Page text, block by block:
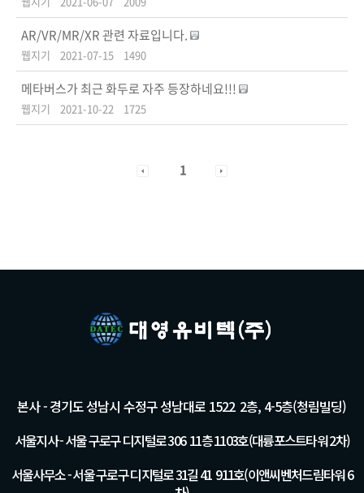
AR/VR/MR/XR 관련 자료입니다.
웹지기 2021-07-15 1490
메타버스가 최근 화두로 자주 등장하네요!!!
웹지기 2021-10-22 1725
1
본사 - 경기도 성남시 수정구 성남대로 1522 2층, 4-5층(청림빌딩)
서울지사 - 서울 구로구 디지털로 306 11층 1103호(대륭포스트타워 2차)
서울사무소 - 서울 구로구 디지털로 31길 41 911호(이앤씨벤처드림타워 6